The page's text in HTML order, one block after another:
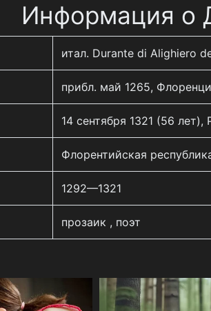
Информация о
итал. Durante di Alighiero
прибл. май 1265,
14 сентября 1321 (56 лет),
Флорентийская
1292—1321
прозаик , поэт